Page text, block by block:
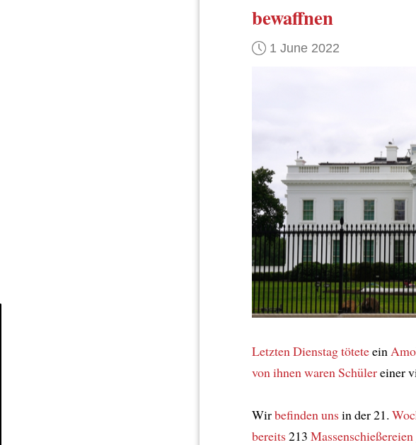
bewaffnen
1 June 2022
Letzten Dienstagtöteteein
von ihnen waren Schülereiner
Wirbefinden unsin der 21.
bereits213 Massenschießereien